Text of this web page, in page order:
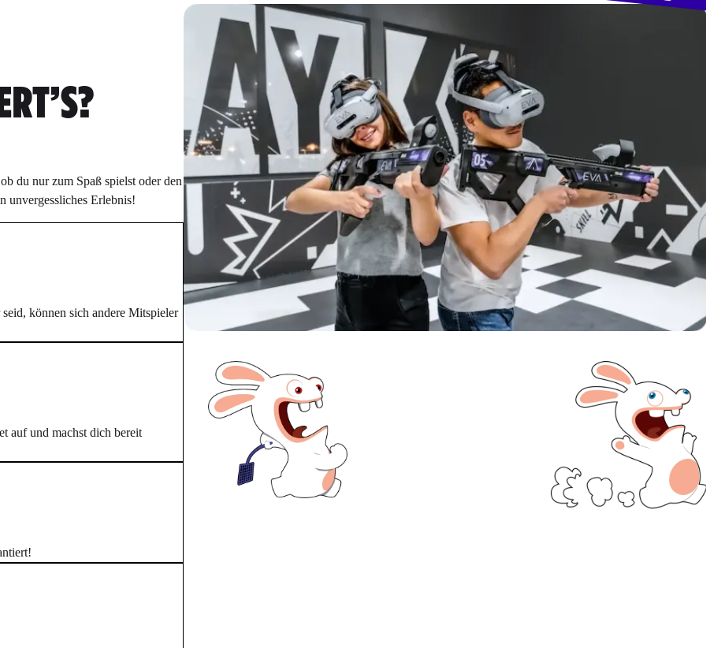
du nur zum Spaß spielst oder den
unvergessliches Erlebnis!
können sich andere Mitspieler
auf und machst dich bereit